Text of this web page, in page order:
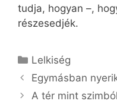
tudja, hogyan –,
részesedjék.
Kategória
Lelkiség
Egymásban
A tér mint